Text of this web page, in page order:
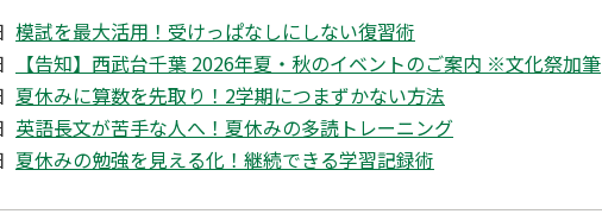
模試を最大活用！受けっぱなしにしない復習術
【告知】西武台千葉 2026年夏・秋のイベントのご案内 ※文化祭加筆
夏休みに算数を先取り！2学期につまずかない方法
英語長文が苦手な人へ！夏休みの多読トレーニング
夏休みの勉強を見える化！継続できる学習記録術